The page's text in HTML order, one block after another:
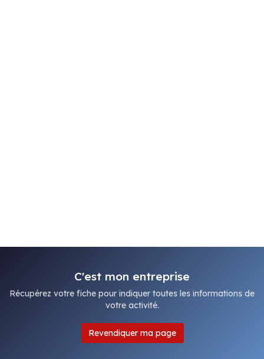
C'est mon entreprise
Récupérez votre fiche pour indiquer toutes les informations de
votre activité.
Revendiquer ma page